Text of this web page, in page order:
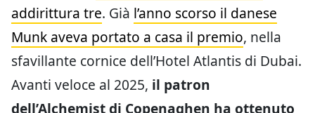
addirittura tre. Già l’anno scorso il danese
Munk aveva portato a casa il premio, nella
sfavillante cornice dell’Hotel Atlantis di Dubai.
Avanti veloce al 2025, il patron
dell’Alchemist di Copenaghen ha ottenuto